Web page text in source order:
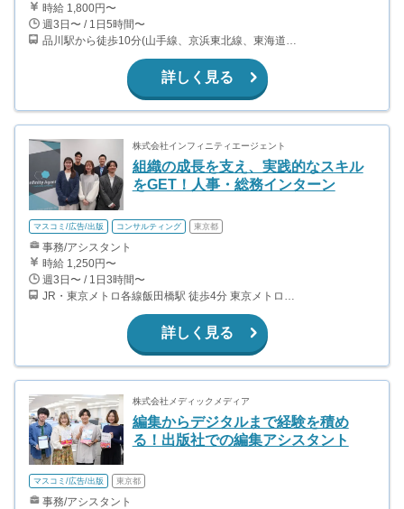
時給 1,800円〜
週3日〜 / 1日5時間〜
品川駅から徒歩10分(山手線、京浜東北線、東海道本線、京急本線 ほか) 天王洲アイル駅から徒歩12分（東京モノレール、りんかい線）
詳しく見る
株式会社インフィニティエージェント
組織の成長を支え、実践的なスキル
をGET！人事・総務インターン
マスコミ/広告/出版 コンサルティング 東京都
事務/アシスタント
時給 1,250円〜
週3日〜 / 1日3時間〜
詳しく見る
株式会社メディックメディア
編集からデジタルまで経験を積め
る！出版社での編集アシスタント
マスコミ/広告/出版 東京都
事務/アシスタント